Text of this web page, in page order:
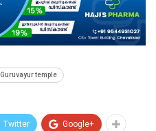
Guruvayur temple
Twitter Google+